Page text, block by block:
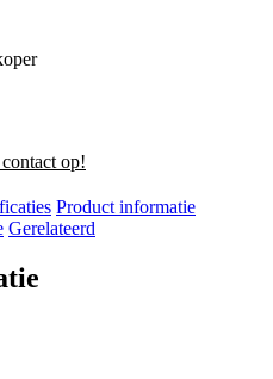
op!
Product informatie
Gerelateerd